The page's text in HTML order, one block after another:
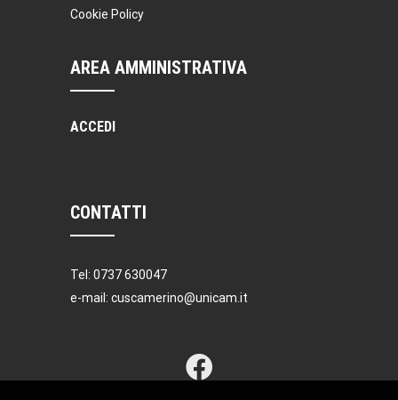
Cookie Policy
AREA AMMINISTRATIVA
ACCEDI
CONTATTI
Tel: 0737 630047
e-mail: cuscamerino@unicam.it